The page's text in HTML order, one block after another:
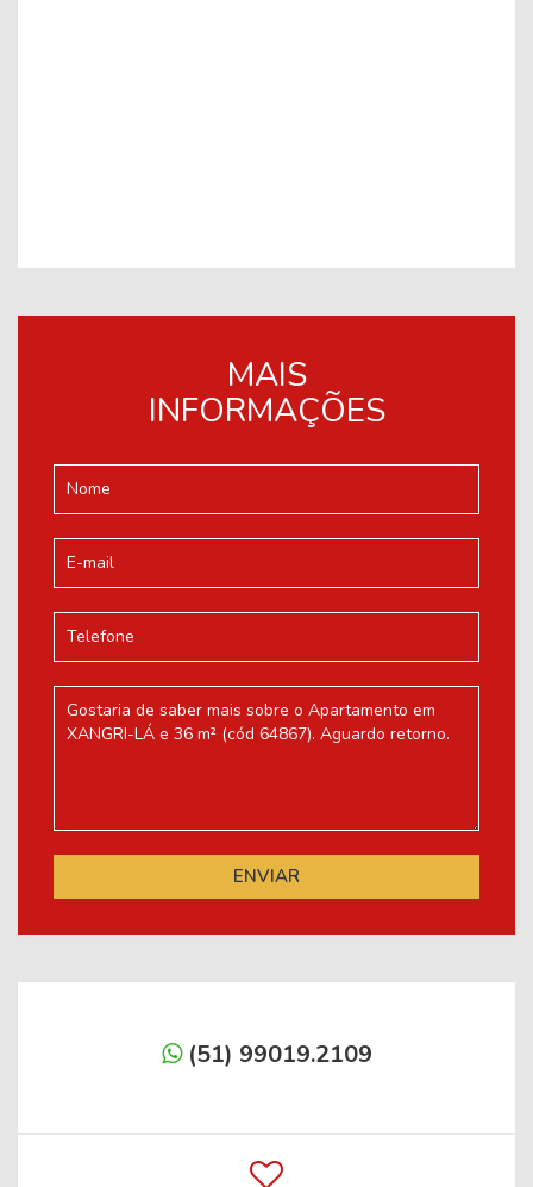
MAIS
INFORMAÇÕES
(51) 99019.2109